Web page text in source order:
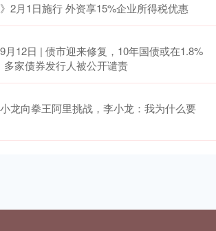
2月1日施行 外资享15%企业所得税优惠
月12日 | 债市迎来修复，10年国债或在1.8%
多家债券发行人被公开谴责
龙向拳王阿里挑战，李小龙：我为什么要